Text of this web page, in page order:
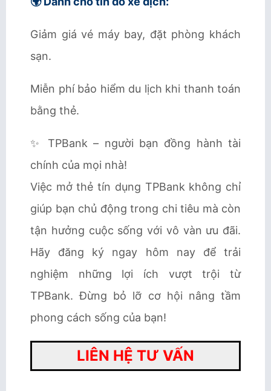
Giảm giá vé máy bay, đặt phòng khách
sạn.
Miễn phí bảo hiểm du lịch khi thanh toán
bằng thẻ.
✨ TPBank – người bạn đồng hành tài
chính của mọi nhà!
Việc mở thẻ tín dụng TPBank không chỉ
giúp bạn chủ động trong chi tiêu mà còn
tận hưởng cuộc sống với vô vàn ưu đãi.
Hãy đăng ký ngay hôm nay để trải
nghiệm những lợi ích vượt trội từ
TPBank. Đừng bỏ lỡ cơ hội nâng tầm
phong cách sống của bạn!
LIÊN HỆ TƯ VẤN